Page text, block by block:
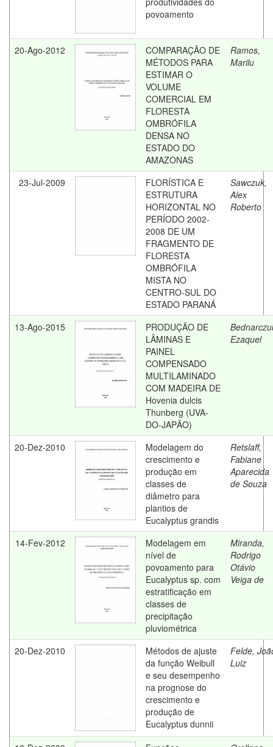
povoamento
20-Ago-2012
COMPARAÇÃO DE
MÉTODOS PARA
ESTIMAR O
VOLUME
COMERCIAL EM
FLORESTA
OMBRÓFILA
DENSA NO
ESTADO DO
AMAZONAS
Ramos,
Marilu
23-Jul-2009
FLORÍSTICA E
ESTRUTURA
HORIZONTAL NO
PERÍODO 2002-
2008 DE UM
FRAGMENTO DE
FLORESTA
OMBRÓFILA
MISTA NO
CENTRO-SUL DO
ESTADO PARANÁ
Sawczuk,
Alex
Roberto
13-Ago-2015
PRODUÇÃO DE
LÂMINAS E
PAINEL
COMPENSADO
MULTILAMINADO
COM MADEIRA DE
Hovenia dulcis
Thunberg (UVA-
DO-JAPÃO)
Ezaquel
20-Dez-2010
Modelagem do
crescimento e
produção em
classes de
diâmetro para
plantios de
Eucalyptus grandis
Retslaff,
Fabiane
Aparecida
de Souza
14-Fev-2012
Modelagem em
nível de
povoamento para
Eucalyptus sp. com
estratificação em
classes de
precipitação
pluviométrica
Miranda,
Rodrigo
Otávio
Veiga de
20-Dez-2010
Métodos de ajuste
da função Weibull
e seu desempenho
na prognose do
crescimento e
produção de
Eucalyptus dunnii
Felde,
Luiz